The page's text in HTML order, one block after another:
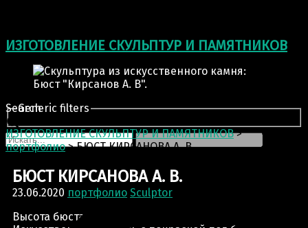
ИЗГОТОВЛЕНИЕ СКУЛЬПТУР И ПАМЯТНИКОВ
Search
Generic filters
ИЗГОТОВЛЕНИЕ СКУЛЬПТУР И ПАМЯТНИКОВ>
портфолио>БЮСТ КИРСАНОВА А. В.
БЮСТ КИРСАНОВА А. В.
23.06.2020 портфолио Sculptor
Высота бюста: 65 см